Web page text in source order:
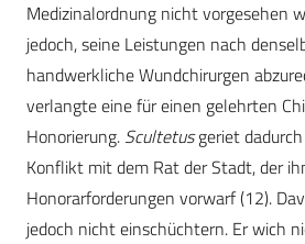
Medizinalordnung nicht vorgesehen
jedoch, seine Leistungen nach
handwerkliche Wundchirurgen
verlangte eine für einen gelehrten
Honorierung. Scultetusgeriet
Konflikt mit dem Rat der Stadt, der
Honorarforderungen vorwarf (12).
jedoch nicht einschüchtern. Er wich